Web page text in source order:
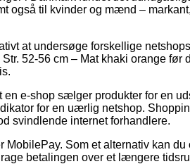
også til kvinder og mænd –
at undersøge forskellige
52-56 cm – Mat khaki orange før
en e-shop sælger produkter for en
for en uærlig netshop.
svindlende internet forhandlere.
MobilePay. Som et alternativ kan
betalingen over et længere